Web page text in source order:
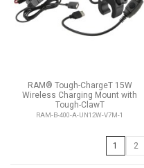
RAM® Tough-ChargeT 15W
Wireless Charging Mount with
Tough-ClawT
RAM-B-400-A-UN12W-V7M-1
1 2